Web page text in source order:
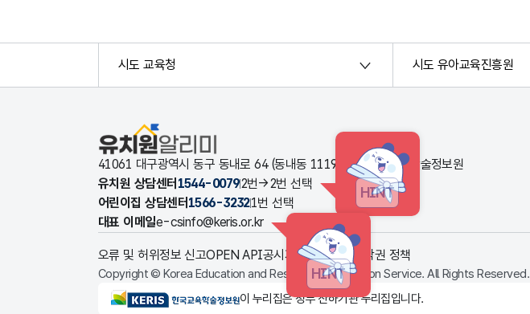
시도 교육청 시도 유아교육진흥원
유치원알리미
41061 대구광역시 동구 동내로 64 (동내동 1119번지) 한국교육학술정보원
유치원 상담센터 1544-00792번→2번 선택
HINT
어린이집 상담센터 1566-32321번 선택
대표 이메일e-csinfo@keris.or.kr
HINT
오류 및 허위정보 신고OPEN API공시자료 다운로드저작권 정책
Copyright © Korea Education and Research Information Service. All Rights Reserved.
KERIS한국교육학술정보원이 누리집은 정부 산하기관 누리집입니다.